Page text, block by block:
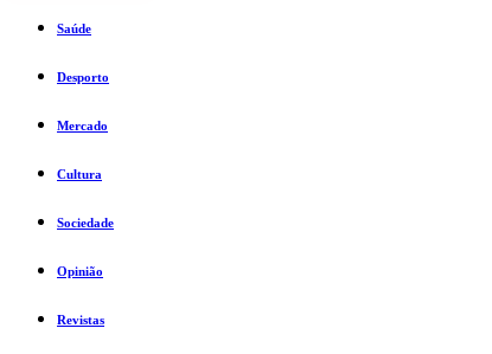
Saúde
Desporto
Mercado
Cultura
Sociedade
Opinião
Revistas